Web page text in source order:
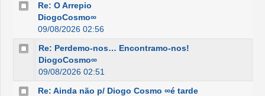
Re: O Arrepio
DiogoCosmo∞
09/08/2026 02:56
Re: Perdemo-nos… Encontramo-nos!
DiogoCosmo∞
09/08/2026 02:51
Re: Ainda não p/ Diogo Cosmo ∞é tarde